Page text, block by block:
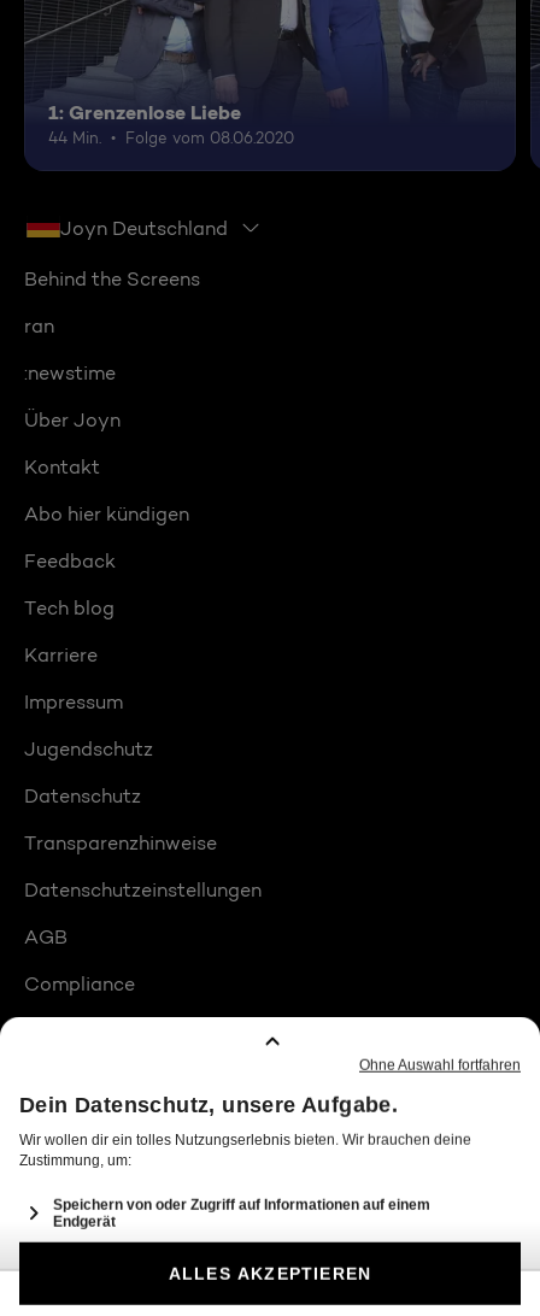
1: Grenzenlose Liebe
44 Min. Folge vom 08.06.2020
Joyn Deutschland
Behind the Screens
ran
:newstime
Über Joyn
Kontakt
Abo hier kündigen
Feedback
Tech blog
Karriere
Impressum
Jugendschutz
Datenschutz
Transparenzhinweise
Datenschutzeinstellungen
AGB
Compliance